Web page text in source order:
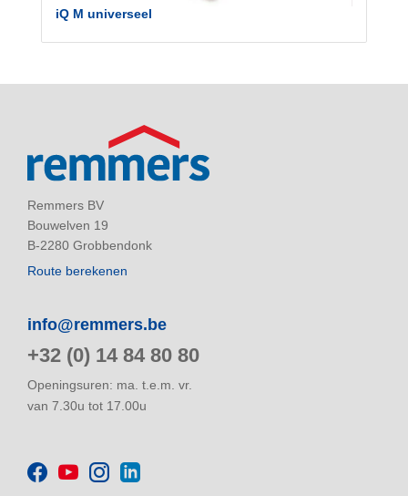
iQ M universeel
Remmers BV
Bouwelven 19
B-2280 Grobbendonk
Route berekenen
info@remmers.be
+32 (0) 14 84 80 80
Openingsuren: ma. t.e.m. vr.
van 7.30u tot 17.00u